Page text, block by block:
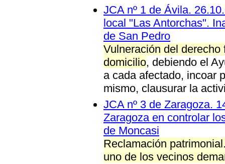
JCA nº 1 de Ávila.
local "Las Antorchas".
de San Pedro
Vulneración del
domicilio, debiendo el
a cada afectado, incoar
mismo, clausurar la
JCA nº 3 de Zaragoza.
Zaragoza en controlar
de Moncasi
Reclamación
uno de los vecinos